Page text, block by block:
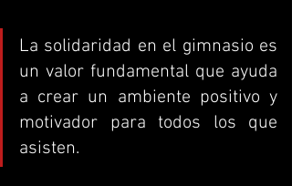
La solidaridad en el gimnasio es
un valor fundamental que ayuda
a crear un ambiente positivo y
motivador para todos los que
asisten.